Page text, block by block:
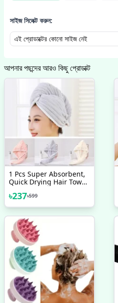
সাইজ সিলেক্ট করুন:
এই প্রোডাক্টের কোনো সাইজ নেই
আপনার পছন্দের আরও কিছু প্রোডাক্ট
1 Pcs Super Absorbent,
Quick Drying Hair Towel,
৳237৳599